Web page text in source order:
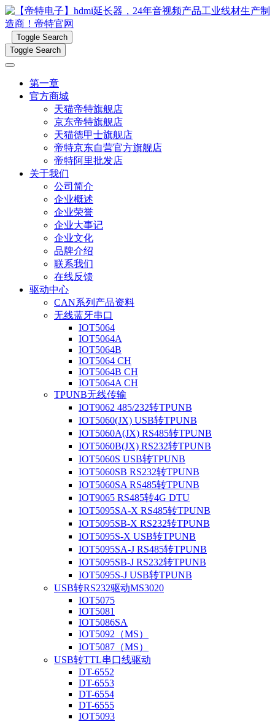
Toggle Search
Toggle Search
第一章
官方商城
天猫帝特旗舰店
京东帝特旗舰店
天猫德甲士旗舰店
帝特京东自营官方旗舰店
帝特阿里批发店
关于我们
公司简介
企业概述
企业荣誉
企业大事记
企业文化
品牌介绍
联系我们
在线反馈
驱动中心
CAN系列产品资料
无线蓝牙串口
IOT5064
IOT5064A
IOT5064B
IOT5064 CH
IOT5064B CH
IOT5064A CH
TPUNB无线传输
IOT9062 485/232转TPUNB
IOT5060(JX) USB转TPUNB
IOT5060A(JX) RS485转TPUNB
IOT5060B(JX) RS232转TPUNB
IOT5060S USB转TPUNB
IOT5060SB RS232转TPUNB
IOT5060SA RS485转TPUNB
IOT9065 RS485转4G DTU
IOT5095SA-X RS485转TPUNB
IOT5095SB-X RS232转TPUNB
IOT5095S-X USB转TPUNB
IOT5095SA-J RS485转TPUNB
IOT5095SB-J RS232转TPUNB
IOT5095S-J USB转TPUNB
USB转RS232驱动MS3020
IOT5075
IOT5081
IOT5086SA
IOT5092（MS）
IOT5087（MS）
USB转TTL串口线驱动
DT-6552
DT-6553
DT-6554
DT-6555
IOT5093